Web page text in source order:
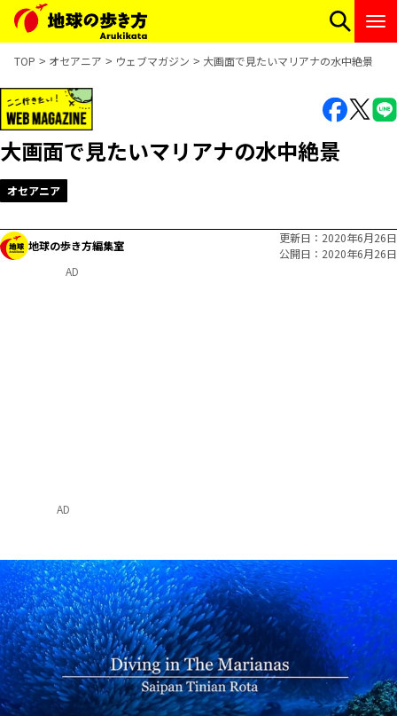
TOP オセアニア ウェブマガジン 大画面で見たいマリアナの水中絶景
大画面で見たいマリアナの水中絶景
オセアニア
地球の歩き方編集室
更新日
2020年6月26日
公開日
2020年6月26日
AD
AD